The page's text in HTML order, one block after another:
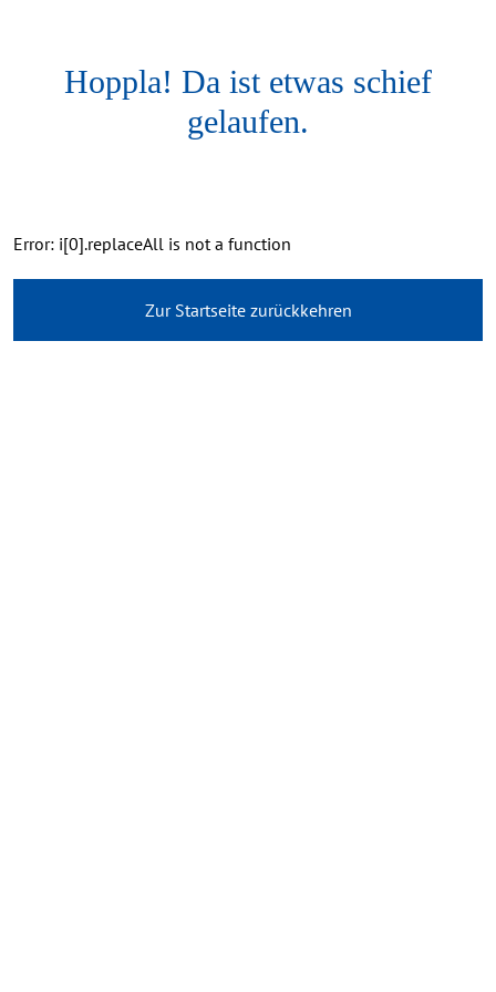
Hoppla! Da ist etwas schief
gelaufen.
Error: i[0].replaceAll is not a function
Zur Startseite zurückkehren